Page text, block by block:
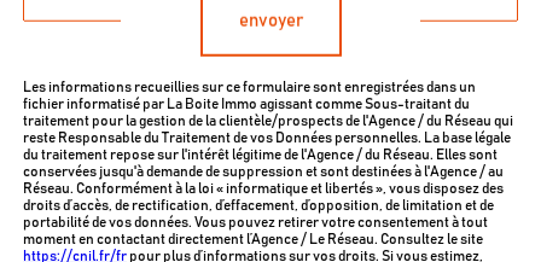
envoyer
Les informations recueillies sur ce formulaire sont enregistrées dans un
fichier informatisé par La Boite Immo agissant comme Sous-traitant du
traitement pour la gestion de la clientèle/prospects de l'Agence / du Réseau qui
reste Responsable du Traitement de vos Données personnelles. La base légale
du traitement repose sur l'intérêt légitime de l'Agence / du Réseau. Elles sont
conservées jusqu'à demande de suppression et sont destinées à l'Agence / au
Réseau. Conformément à la loi « informatique et libertés », vous disposez des
droits d’accès, de rectification, d’effacement, d’opposition, de limitation et de
portabilité de vos données. Vous pouvez retirer votre consentement à tout
moment en contactant directement l’Agence / Le Réseau. Consultez le site
https://cnil.fr/fr pour plus d’informations sur vos droits. Si vous estimez,